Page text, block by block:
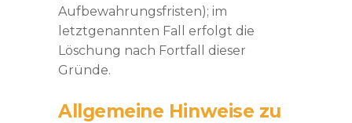
Aufbewahrungsfristen); im
letztgenannten Fall erfolgt die
Löschung nach Fortfall dieser
Gründe.
Allgemeine Hinweise zu